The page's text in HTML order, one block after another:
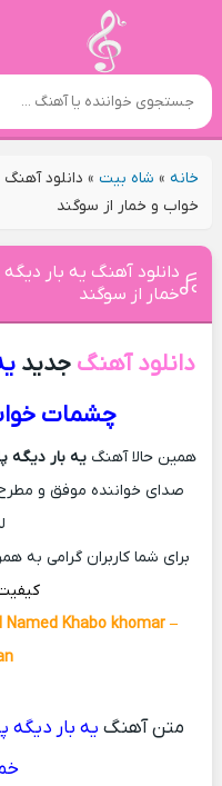
خانه» شاه بیت» دانلود
خواب و خمار از سوگند
دانلود آهنگ یه بار
خمار از سوگند
دانلود آهنگ جدید
چشمات
همین حالا آهنگ یه بار دیگه
صدای خواننده موفق و
برای شما کاربران گرامی به
Khabo khomar –
متن آهنگ یه بار